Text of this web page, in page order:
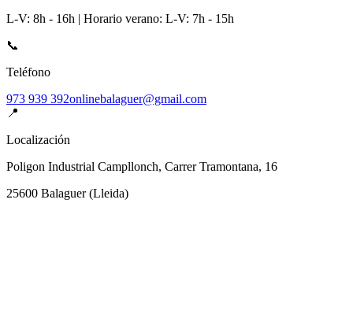
L-V: 8h - 16h | Horario verano: L-V: 7h - 15h
📞
Teléfono
973 939 392onlinebalaguer@gmail.com
📍
Localización
Poligon Industrial Campllonch, Carrer Tramontana, 16
25600 Balaguer(Lleida)